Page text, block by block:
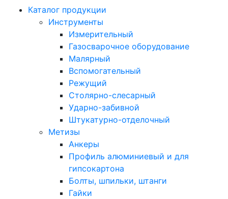
Каталог продукции
Инструменты
Измерительный
Газосварочное оборудование
Малярный
Вспомогательный
Режущий
Столярно-слесарный
Ударно-забивной
Штукатурно-отделочный
Метизы
Анкеры
Профиль алюминиевый и для
гипсокартона
Болты, шпильки, штанги
Гайки